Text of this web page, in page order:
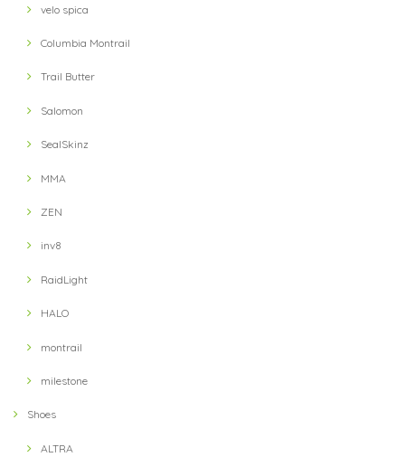
velo spica
Columbia Montrail
Trail Butter
Salomon
SealSkinz
MMA
ZEN
inv8
RaidLight
HALO
montrail
milestone
Shoes
ALTRA